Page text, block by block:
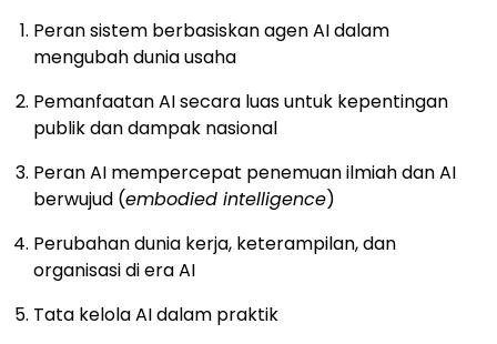
Peran sistem berbasiskan agen AI dalam
mengubah dunia usaha
Pemanfaatan AI secara luas untuk kepentingan
publik dan dampak nasional
Peran AI mempercepat penemuan ilmiah dan AI
berwujud (embodied intelligence)
Perubahan dunia kerja, keterampilan, dan
organisasi di era AI
Tata kelola AI dalam praktik